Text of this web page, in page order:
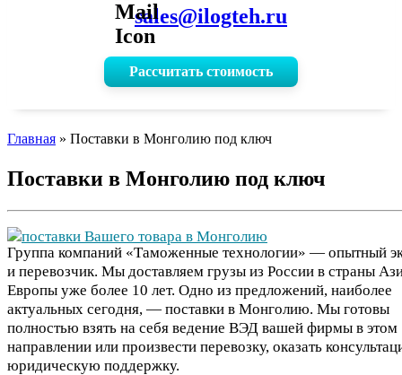
sales@ilogteh.ru
Рассчитать стоимость
Главная » Поставки в Монголию под ключ
Поставки в Монголию под ключ
Группа компаний «Таможенные технологии» — опытный
и перевозчик. Мы доставляем грузы из России в страны
Европы уже более 10 лет. Одно из предложений, наиболее
актуальных сегодня, — поставки в Монголию. Мы готовы
полностью взять на себя ведение ВЭД вашей фирмы в этом
направлении или произвести перевозку, оказать
юридическую поддержку.